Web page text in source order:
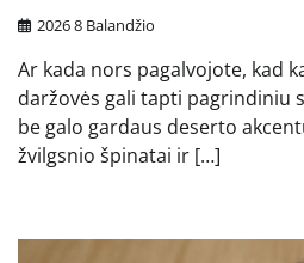
2026 8 Balandžio
Ar kada nors pagalvojote, kad
daržovės gali tapti pagrindiniu
be galo gardaus deserto
žvilgsnio špinatai ir […]